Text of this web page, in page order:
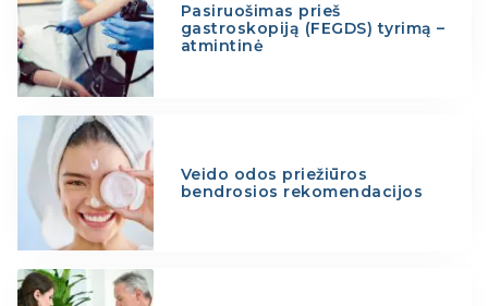
Pasiruošimas prieš
gastroskopiją (FEGDS) tyrimą –
atmintinė
Veido odos priežiūros
bendrosios rekomendacijos